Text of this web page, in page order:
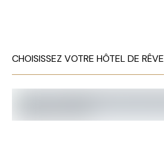
CHOISISSEZ VOTRE HÔTEL DE RÊVE